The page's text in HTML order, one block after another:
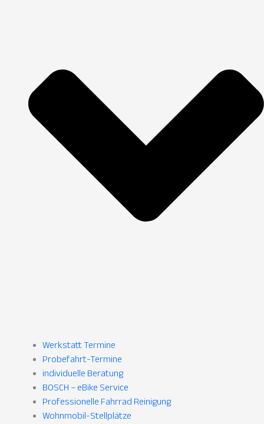
Werkstatt Termine
Probefahrt-Termine
individuelle Beratung
BOSCH – eBike Service
Professionelle Fahrrad Reinigung
Wohnmobil-Stellplätze